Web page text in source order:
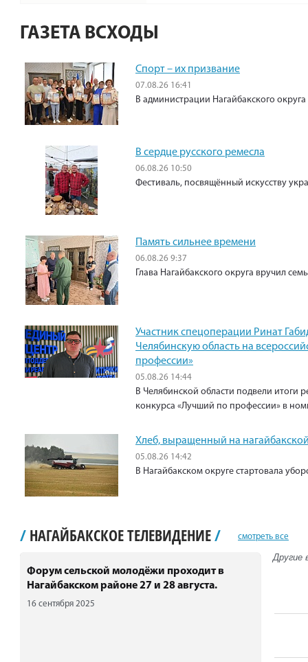
ГАЗЕТА ВСХОДЫ
Спорт – их призвание
07.08.26 16:41
В администрации Нагайбакского
В сердце русского ремесла
06.08.26 10:50
Фестиваль, посвящённый искусству
Память сильнее времени
06.08.26 9:37
Глава Нагайбакского округа вручил
Участник спецоперации Ринат
Челябинскую область на
профессии»
05.08.26 14:44
В Челябинской области подвели итоги
конкурса «Лучший по профессии» в
Хлеб, выращенный на
05.08.26 14:42
В Нагайбакском округе стартовала
/ НАГАЙБАКСКОЕ ТЕЛЕВИДЕНИЕ/ смотреть все
Форум сельской молодёжи проходит в
Нагайбакском районе 27 и 28 августа.
16 сентября 2025
Другие